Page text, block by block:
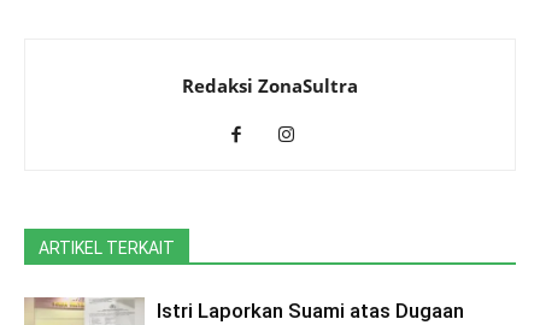
Redaksi ZonaSultra
ARTIKEL TERKAIT
Istri Laporkan Suami atas Dugaan